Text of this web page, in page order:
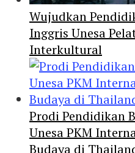
Wujudkan
Inggris Unesa
Interkultural
Prodi Pendidikan
Unesa PKM
Budaya di